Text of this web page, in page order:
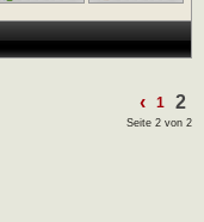
‹ 1 2
Seite 2 von 2